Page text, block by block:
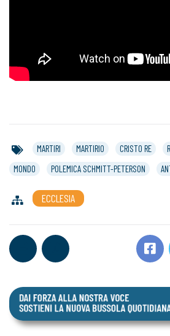
MARTIRI MARTIRIO CRISTO RE
MONDO
POLEMICA SCHMITT-PETERSON
ECCLESIA